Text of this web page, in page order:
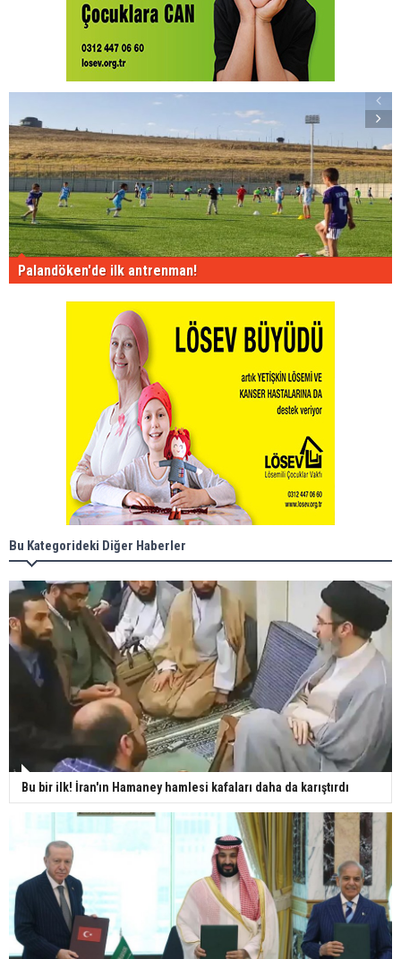
Palandöken'de ilk antrenman!
Bu Kategorideki Diğer Haberler
Bu bir ilk! İran'ın Hamaney hamlesi kafaları daha da karıştırdı